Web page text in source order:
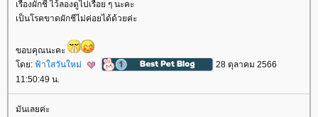
เรื่องผักชี ไว้ลองดูไปเรื่อย ๆ นะคะ
เป็นโรคขาดผักชีไม่ค่อยได้ด้วยค่ะ
ขอบคุณนะคะ
ดย: ฟ้าใสวันใหม่
28 ตุลาคม 2566
11:50:49 น.
มันเลยค่ะ